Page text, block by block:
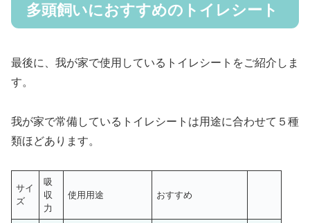
多頭飼いにおすすめのトイレシート
最後に、我が家で使用しているトイレシートをご紹介しま
す。
我が家で常備しているトイレシートは用途に合わせて５種
類ほどあります。
サイ
ズ
吸
収
力
使用用途 おすすめ